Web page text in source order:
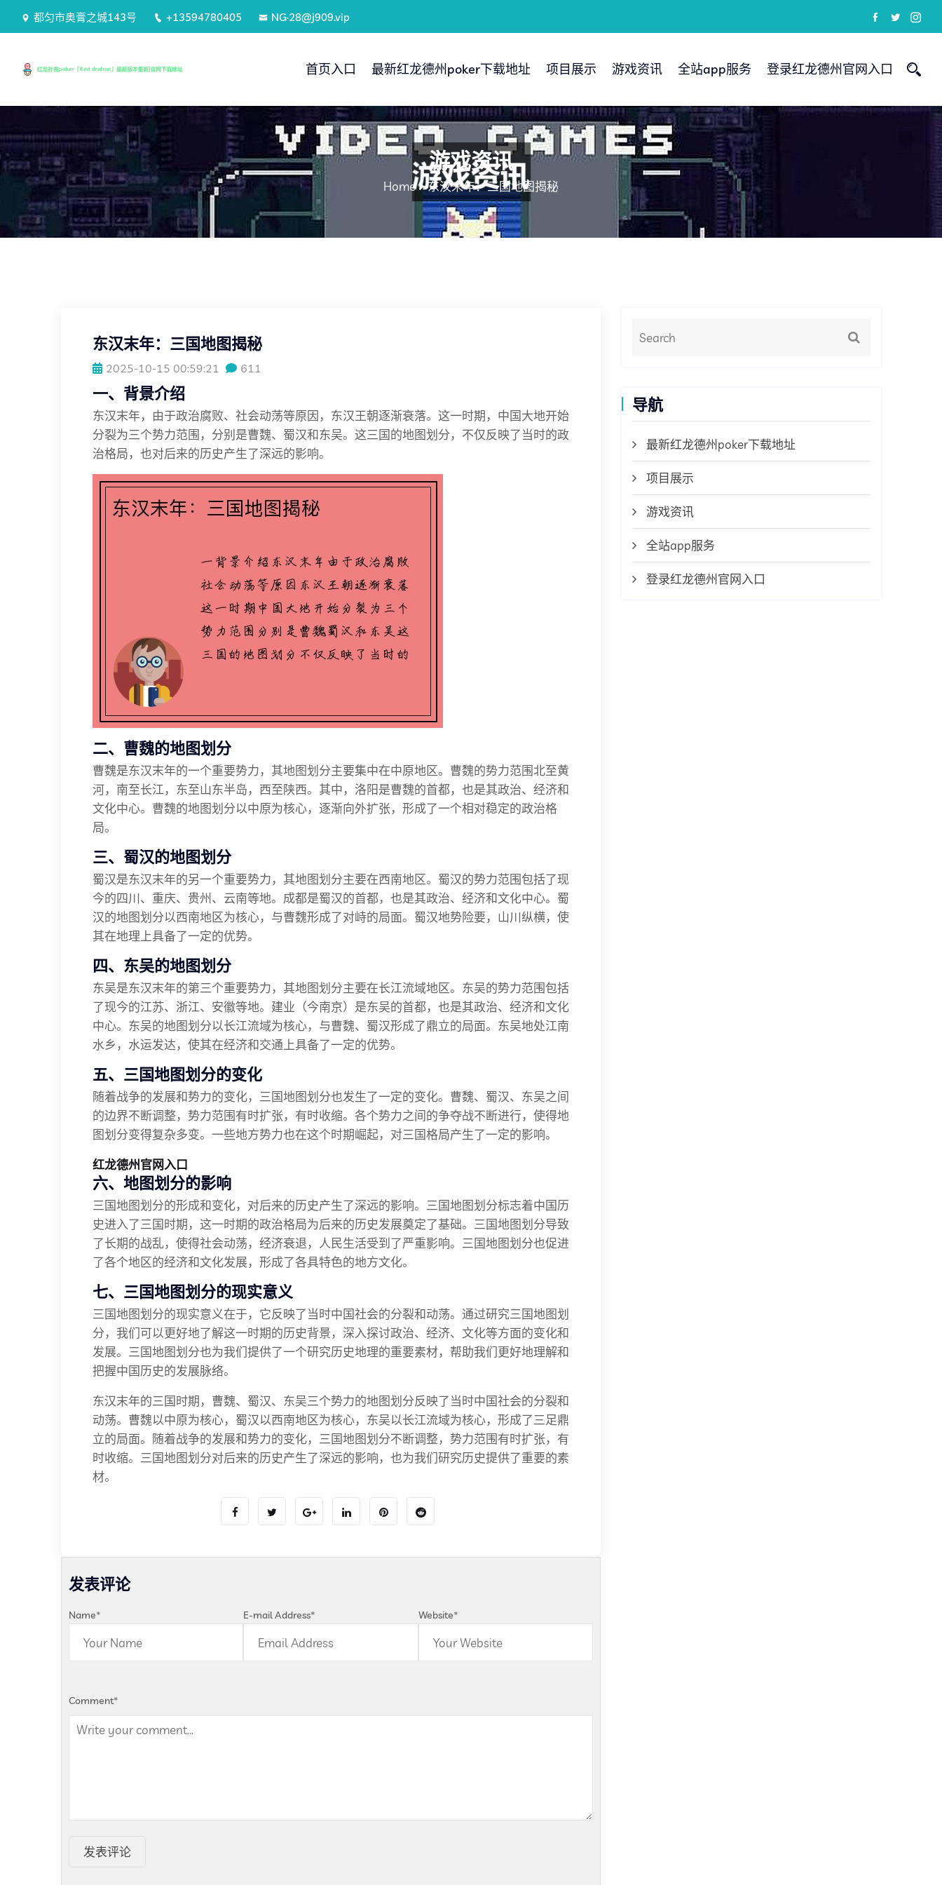
都匀市奥膏之城143号 +13594780405 NG·28@j909.vip
首页入口 最新红龙德州poker下载地址 项目展示 游戏资讯 全站app服务 登录红龙德州官网入口
游戏资讯
Home 东汉末年：三国地图揭秘
东汉末年：三国地图揭秘
2025-10-15 00:59:21 611
一、背景介绍
东汉末年，由于政治腐败、社会动荡等原因，东汉王朝逐渐衰落。这一时期，中国大地开始
分裂为三个势力范围，分别是曹魏、蜀汉和东吴。这三国的地图划分，不仅反映了当时的政
治格局，也对后来的历史产生了深远的影响。
二、曹魏的地图划分
曹魏是东汉末年的一个重要势力，其地图划分主要集中在中原地区。曹魏的势力范围北至黄
河，南至长江，东至山东半岛，西至陕西。其中，洛阳是曹魏的首都，也是其政治、经济和
文化中心。曹魏的地图划分以中原为核心，逐渐向外扩张，形成了一个相对稳定的政治格
局。
三、蜀汉的地图划分
蜀汉是东汉末年的另一个重要势力，其地图划分主要在西南地区。蜀汉的势力范围包括了现
今的四川、重庆、贵州、云南等地。成都是蜀汉的首都，也是其政治、经济和文化中心。蜀
汉的地图划分以西南地区为核心，与曹魏形成了对峙的局面。蜀汉地势险要，山川纵横，使
其在地理上具备了一定的优势。
四、东吴的地图划分
东吴是东汉末年的第三个重要势力，其地图划分主要在长江流域地区。东吴的势力范围包括
了现今的江苏、浙江、安徽等地。建业（今南京）是东吴的首都，也是其政治、经济和文化
中心。东吴的地图划分以长江流域为核心，与曹魏、蜀汉形成了鼎立的局面。东吴地处江南
水乡，水运发达，使其在经济和交通上具备了一定的优势。
五、三国地图划分的变化
随着战争的发展和势力的变化，三国地图划分也发生了一定的变化。曹魏、蜀汉、东吴之间
的边界不断调整，势力范围有时扩张，有时收缩。各个势力之间的争夺战不断进行，使得地
图划分变得复杂多变。一些地方势力也在这个时期崛起，对三国格局产生了一定的影响。
红龙德州官网入口
六、地图划分的影响
三国地图划分的形成和变化，对后来的历史产生了深远的影响。三国地图划分标志着中国历
史进入了三国时期，这一时期的政治格局为后来的历史发展奠定了基础。三国地图划分导致
了长期的战乱，使得社会动荡，经济衰退，人民生活受到了严重影响。三国地图划分也促进
了各个地区的经济和文化发展，形成了各具特色的地方文化。
七、三国地图划分的现实意义
三国地图划分的现实意义在于，它反映了当时中国社会的分裂和动荡。通过研究三国地图划
分，我们可以更好地了解这一时期的历史背景，深入探讨政治、经济、文化等方面的变化和
发展。三国地图划分也为我们提供了一个研究历史地理的重要素材，帮助我们更好地理解和
把握中国历史的发展脉络。
东汉末年的三国时期，曹魏、蜀汉、东吴三个势力的地图划分反映了当时中国社会的分裂和
动荡。曹魏以中原为核心，蜀汉以西南地区为核心，东吴以长江流域为核心，形成了三足鼎
立的局面。随着战争的发展和势力的变化，三国地图划分不断调整，势力范围有时扩张，有
时收缩。三国地图划分对后来的历史产生了深远的影响，也为我们研究历史提供了重要的素
材。
发表评论
Name* E-mail Address* Website*
Comment*
发表评论
导航
最新红龙德州poker下载地址
项目展示
游戏资讯
全站app服务
登录红龙德州官网入口